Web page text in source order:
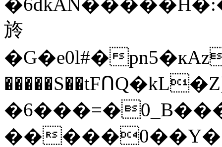
旍
�G�e0l#�
��